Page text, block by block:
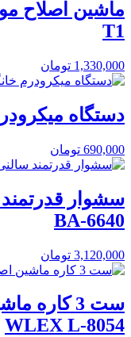
ماشین اصلاح
T1
1,330,000 تومان
دستگاه
690,000 تومان
BA-6640
3,120,000 تومان
ست 3
WLEX L-8054